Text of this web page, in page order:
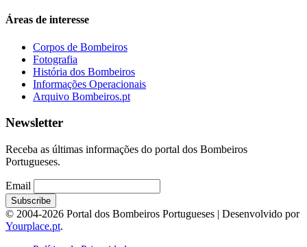
Áreas de interesse
Corpos de Bombeiros
Fotografia
História dos Bombeiros
Informações Operacionais
Arquivo Bombeiros.pt
Newsletter
Receba as últimas informações do portal dos Bombeiros
Portugueses.
Email
© 2004-2026 Portal dos Bombeiros Portugueses | Desenvolvido por
Yourplace.pt.